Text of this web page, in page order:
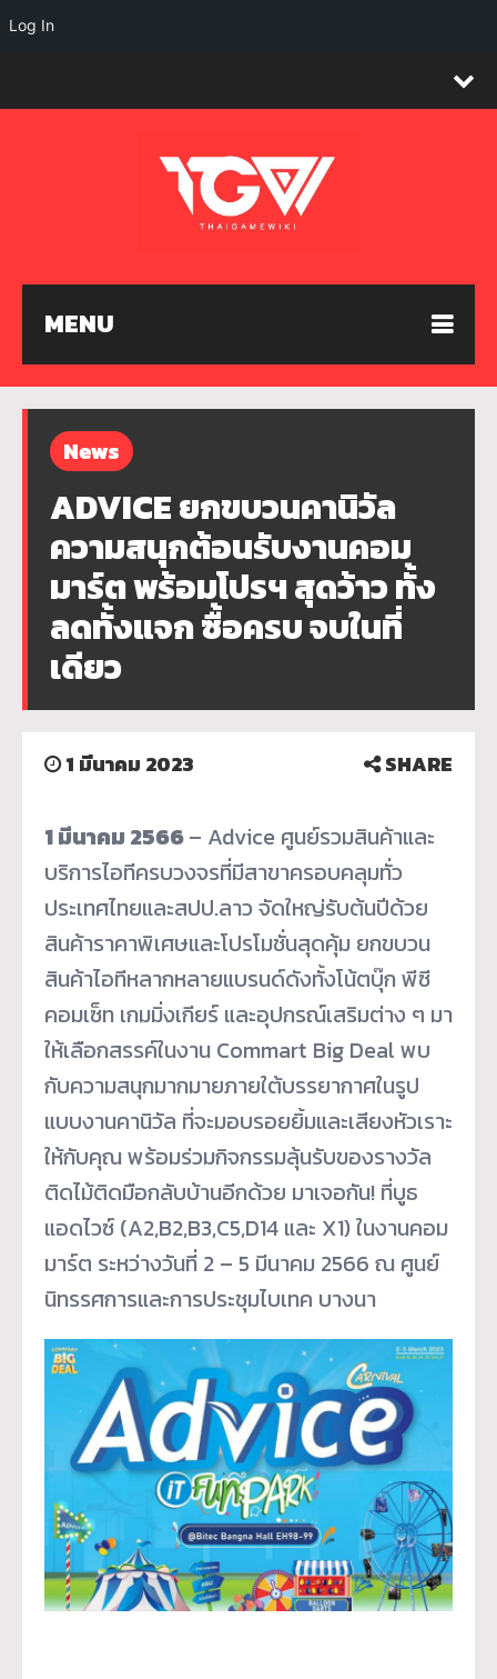
MENU
News
ADVICE ยกขบวนคานิวัล
ความสนุกต้อนรับงานคอม
มาร์ต พร้อมโปรฯ สุดว้าว ทั้ง
ลดทั้งแจก ซื้อครบ จบในที่
เดียว
1 มีนาคม 2023 SHARE
1 มีนาคม 2566– Advice ศูนย์รวมสินค้าและ
บริการไอทีครบวงจรที่มีสาขาครอบคลุมทั่ว
ประเทศไทยและสปป.ลาว จัดใหญ่รับต้นปีด้วย
สินค้าราคาพิเศษและโปรโมชั่นสุดคุ้ม ยกขบวน
สินค้าไอทีหลากหลายแบรนด์ดังทั้งโน้ตบุ๊ก พีซี
คอมเซ็ท เกมมิ่งเกียร์ และอุปกรณ์เสริมต่าง ๆ มา
ให้เลือกสรรค์ในงาน Commart Big Deal พบ
กับความสนุกมากมายภายใต้บรรยากาศในรูป
แบบงานคานิวัล ที่จะมอบรอยยิ้มและเสียงหัวเราะ
ให้กับคุณ พร้อมร่วมกิจกรรมลุ้นรับของรางวัล
ติดไม้ติดมือกลับบ้านอีกด้วย มาเจอกัน! ที่บูธ
แอดไวซ์ (A2,B2,B3,C5,D14 และ X1) ในงานคอม
มาร์ต ระหว่างวันที่ 2 – 5 มีนาคม 2566 ณ ศูนย์
นิทรรศการและการประชุมไบเทค บางนา
Log In